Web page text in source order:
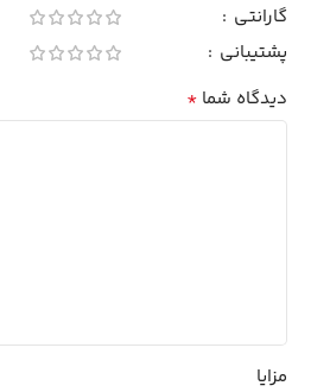
گارانتی
پشتیبانی
دیدگاه شما *
مزایا